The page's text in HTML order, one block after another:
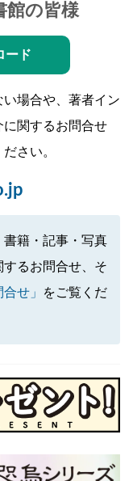
館の皆様
ード
場合や、著者イン
に関するお問合せ
さい。
籍・記事・写真
るお問合せ、そ
せ」
をご覧くだ